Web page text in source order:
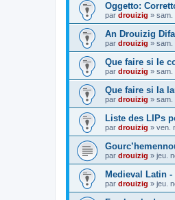
Oggetto:
par drouizig » sam.
An Drouizig
par drouizig » sam.
Que faire si le
par drouizig » sam.
Que faire si la
par drouizig » sam.
Liste des LIPs
par drouizig » ven.
par drouizig » jeu.
Medieval Latin
par drouizig » jeu.